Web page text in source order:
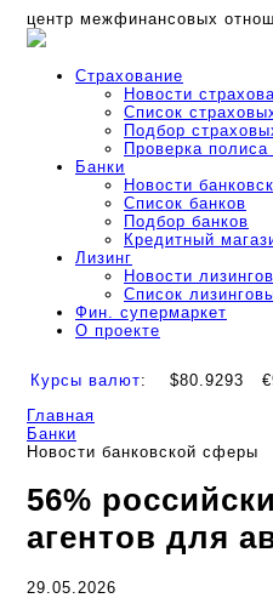
центр межфинансовых
Страхование
Новости
Список
Подбор
Проверка
Банки
Новости
Список банков
Подбор банков
Кредитный
Лизинг
Новости
Список
Фин. супермаркет
О проекте
Курсы валют: $80.9293
Главная
Банки
Новости банковской сферы
56%
агентов для
29.05.2026